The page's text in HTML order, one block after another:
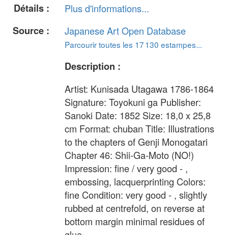
Détails :
Plus d'informations...
Source :
Japanese Art Open Database
Parcourir toutes les 17 130 estampes...
Description :
Artist: Kunisada Utagawa 1786-1864
Signature: Toyokuni ga Publisher:
Sanoki Date: 1852 Size: 18,0 x 25,8
cm Format: chuban Title: Illustrations
to the chapters of Genji Monogatari
Chapter 46: Shii-Ga-Moto (NO!)
Impression: fine / very good - ,
embossing, lacquerprinting Colors:
fine Condition: very good - , slightly
rubbed at centrefold, on reverse at
bottom margin minimal residues of
glue